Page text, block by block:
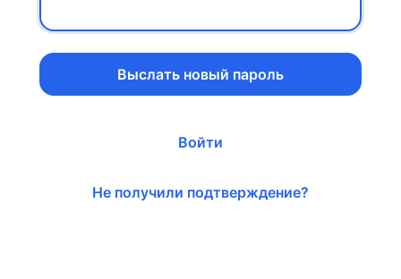
Выслать новый пароль
Войти
Не получили подтверждение?